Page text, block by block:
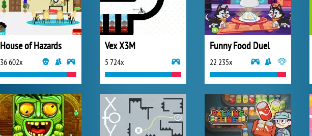
House of Hazards
36 602x
Vex X3M
5 724x
Funny Food Duel
22 235x